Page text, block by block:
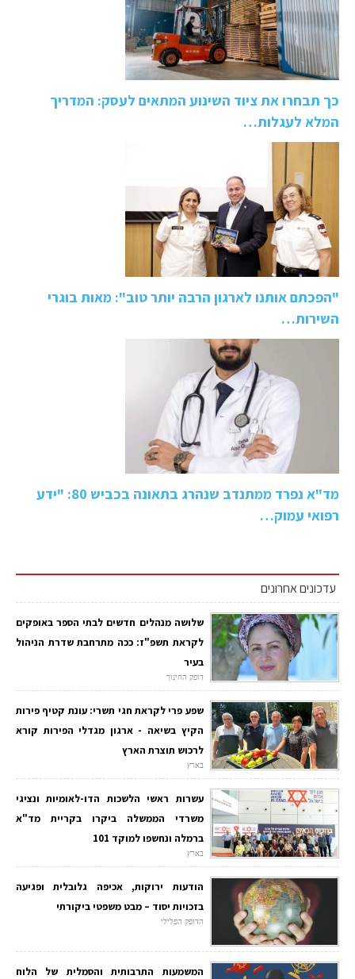
כך תבחרו את ציוד השינוע המתאים לעסק: המדריך
המלא לעגלות…
"הפכתם אותנו לארגון הרבה יותר טוב": מאות בוגרי
השירות…
מד"א נפרד ממתנדב שנהרג בתאונה בכביש 80: "ידע
רפואי עמוק…
עדכונים אחרונים
שלושה מנהלים חדשים לבתי הספר באופקים
לקראת תשפ"ז: ככה מתרחבת שדרת הניהול
בעיר
דופק החינוך
שפע פרי לקראת חגי תשרי: עונת קטיף פירות
הקיץ בשיאה - ארגון מגדלי הפירות קורא
לרכוש תוצרת הארץ
בארץ
עשרות ראשי הלשכות הדו-לאומיות ונציגי
משרדי הממשלה ביקרו בקריית מד"א
ברמלה ונחשפו למוקד 101
בארץ
הודעות ירוקות, אכיפה גלובלית ופגיעה
בזכויות יסוד – מבט משפטי ביקורתי
הדופק הפלילי
המשמעות התרבותית והסמלית של הלוח